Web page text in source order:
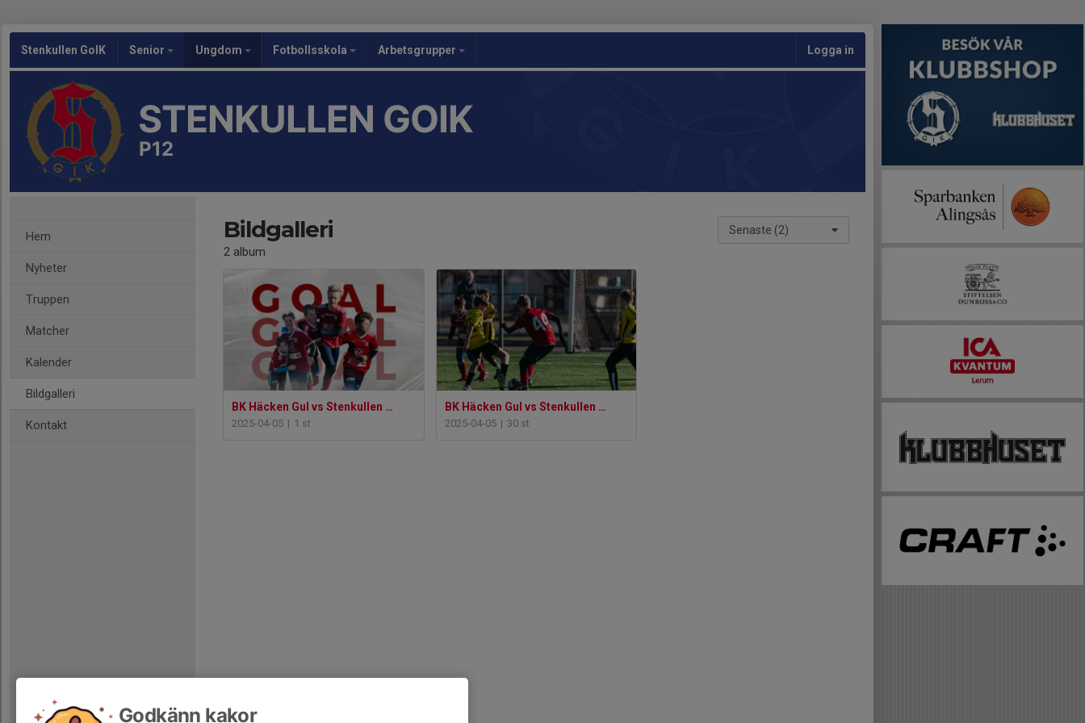
Stenkullen GoIK Senior Ungdom Fotbollsskola Arbetsgrupper Logga in
STENKULLEN GOIK
P12
Hem
Nyheter
Truppen
Matcher
Kalender
Bildgalleri
Kontakt
Senaste (2)
Bildgalleri
2 album
BK Häcken Gul vs Stenkullen GoIK Blå
2025-04-05 | 1 st
BK Häcken Gul vs Stenkullen GoIK Blå
2025-04-05 | 30 st
Godkänn kakor